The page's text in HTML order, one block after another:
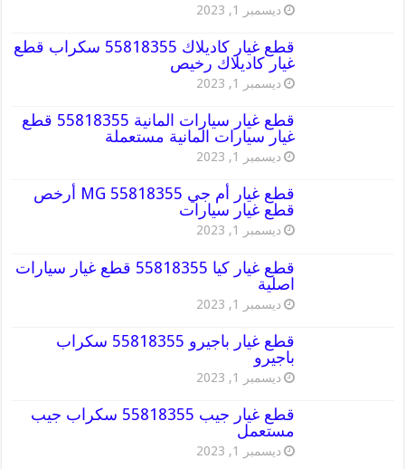
ديسمبر 1, 2023
قطع غيار كاديلاك 55818355 سكراب قطع
غيار كاديلاك رخيص
ديسمبر 1, 2023
قطع غيار سيارات المانية 55818355 قطع
غيار سيارات المانية مستعملة
ديسمبر 1, 2023
قطع غيار أم جي MG 55818355 أرخص
قطع غيار سيارات
ديسمبر 1, 2023
قطع غيار كيا 55818355 قطع غيار سيارات
اصلية
ديسمبر 1, 2023
قطع غيار باجيرو 55818355 سكراب
باجيرو
ديسمبر 1, 2023
قطع غيار جيب 55818355 سكراب جيب
مستعمل
ديسمبر 1, 2023